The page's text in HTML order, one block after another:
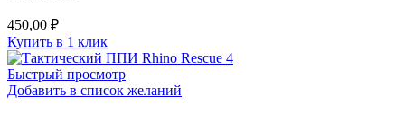
450,00 ₽
Купить в 1 клик
Быстрый просмотр
Добавить в список желаний